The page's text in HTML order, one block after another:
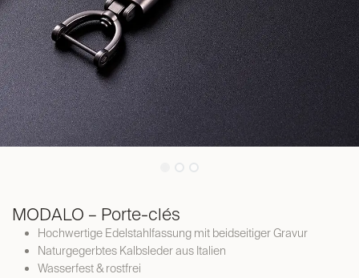
MODALO – Porte-clés
Hochwertige Edelstahlfassung mit beidseitiger Gravur
Naturgegerbtes Kalbsleder aus Italien
Wasserfest & rostfrei